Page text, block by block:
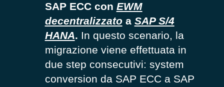
SAP ECC con EWM
decentralizzatoa SAP S/4
HANA. In questo scenario, la
migrazione viene effettuata in
due step consecutivi: system
conversion da SAP ECC a SAP